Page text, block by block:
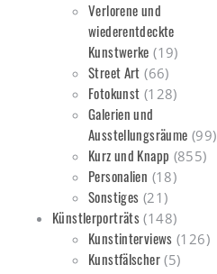
Verlorene und
wiederentdeckte
Kunstwerke (19)
Street Art (66)
Fotokunst (128)
Galerien und
Ausstellungsräume (99)
Kurz und Knapp (855)
Personalien (18)
Sonstiges (21)
Künstlerporträts (148)
Kunstinterviews (126)
Kunstfälscher(5)